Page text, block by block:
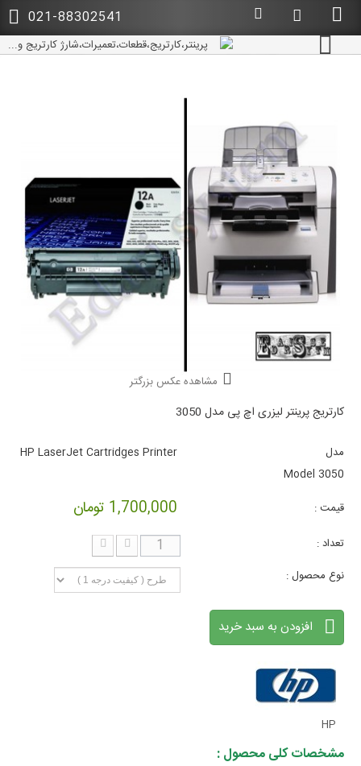
021-88302541
مشاهده عکس بزرگتر
کارتریج پرینتر لیزری اچ پی مدل 3050
مدل
HP LaserJet Cartridges Printer
Model 3050
قیمت :
1,700,000 تومان
تعداد :
نوع محصول :
افزودن به سبد خرید
HP
مشخصات کلی محصول :